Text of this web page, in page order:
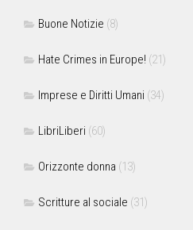
Buone Notizie (8)
Hate Crimes in Europe! (21)
Imprese e Diritti Umani (34)
LibriLiberi (60)
Orizzonte donna (13)
Scritture al sociale (31)